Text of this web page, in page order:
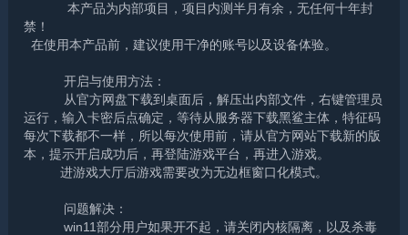
本产品为内部项目，项目内测半月有余，无任何十年封
禁！
在使用本产品前，建议使用干净的账号以及设备体验。
开启与使用方法：
从官方网盘下载到桌面后，解压出内部文件，右键管理员
运行，输入卡密后点确定，等待从服务器下载黑鲨主体，特征码
每次下载都不一样，所以每次使用前，请从官方网站下载新的版
本，提示开启成功后，再登陆游戏平台，再进入游戏。
进游戏大厅后游戏需要改为无边框窗口化模式。
问题解决：
win11部分用户如果开不起，请关闭内核隔离，以及杀毒